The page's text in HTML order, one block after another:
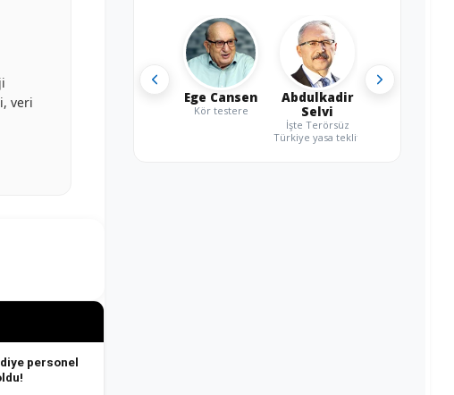
veri
personel
Ege Cansen
Kör testere
Abdulkadir
Selvi
İşte Terörsüz
Türkiye yasa teklifi